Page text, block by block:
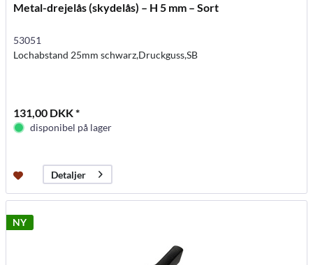
Metal-drejelås (skydelås) – H 5 mm – Sort
53051
Lochabstand 25mm schwarz,Druckguss,SB
131,00 DKK *
disponibel på lager
Detaljer
NY